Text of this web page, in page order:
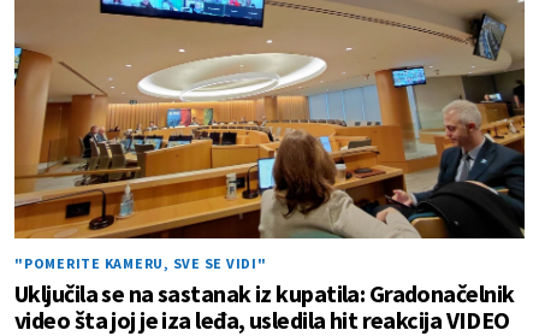
"POMERITE KAMERU, SVE SE VIDI"
Uključila se na sastanak iz kupatila: Gradonačelnik
video šta joj je iza leđa, usledila hit reakcija VIDEO